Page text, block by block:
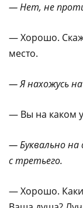
— Нет, не
— Хорошо.
место.
— Я нахожусь
— Вы на каком
— Буквально на
с третьего.
— Хорошо.